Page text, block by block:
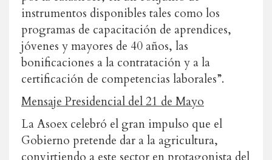
instrumentos disponibles tales como los
programas de capacitación de aprendices,
jóvenes y mayores de 40 años, las
bonificaciones a la contratación y a la
certificación de competencias laborales”.
Mensaje Presidencial del 21 de Mayo
La Asoex celebró el gran impulso que el
Gobierno pretende dar a la agricultura,